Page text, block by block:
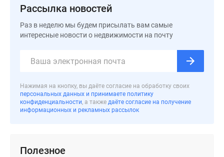
застройщиком
Поиск
реновации
Москве
класса
Рассылка новостей
Раз в неделю мы будем присылать вам самые
интересные новости о недвижимости на почту
Нажимая на кнопку, вы даёте согласие на обработку своих
персональных данных и принимаете политику
конфиденциальности, а также даёте согласие на получение
информационных и рекламных рассылок
Полезное